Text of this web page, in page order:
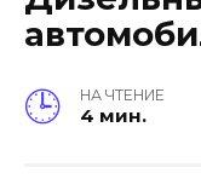
НА ЧТЕНИЕ
4 мин.